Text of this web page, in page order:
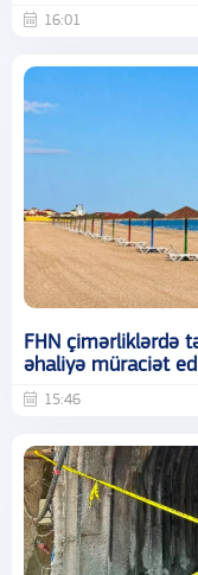
16:01
FHN çimərliklərdə
əhaliyə müraciət
15:46